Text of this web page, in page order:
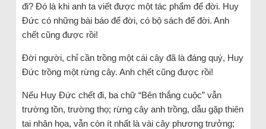
đi? Đó là khi anh ta viết được một tác phẩm để đời. Huy
Đức có những bài báo để đời, có bộ sách để đời. Anh
chết cũng được rồi!
Đời người, chỉ cần trồng một cái cây đã là đáng quý, Huy
Đức trồng một rừng cây. Anh chết cũng được rồi!
Nếu Huy Đức chết đi, ba chữ “Bên thắng cuộc” vẫn
trường tồn, trường thọ; rừng cây anh trồng, dẫu gặp thiên
tai nhân họa, vẫn còn ít nhất là vài cây phương trưởng;